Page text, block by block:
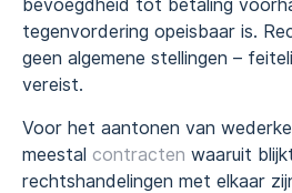
bevoegdheid tot betaling
tegenvordering opeisbaar is.
geen algemene stellingen –
vereist.
Voor het aantonen van
meestal contracten waaruit
rechtshandelingen met elkaar